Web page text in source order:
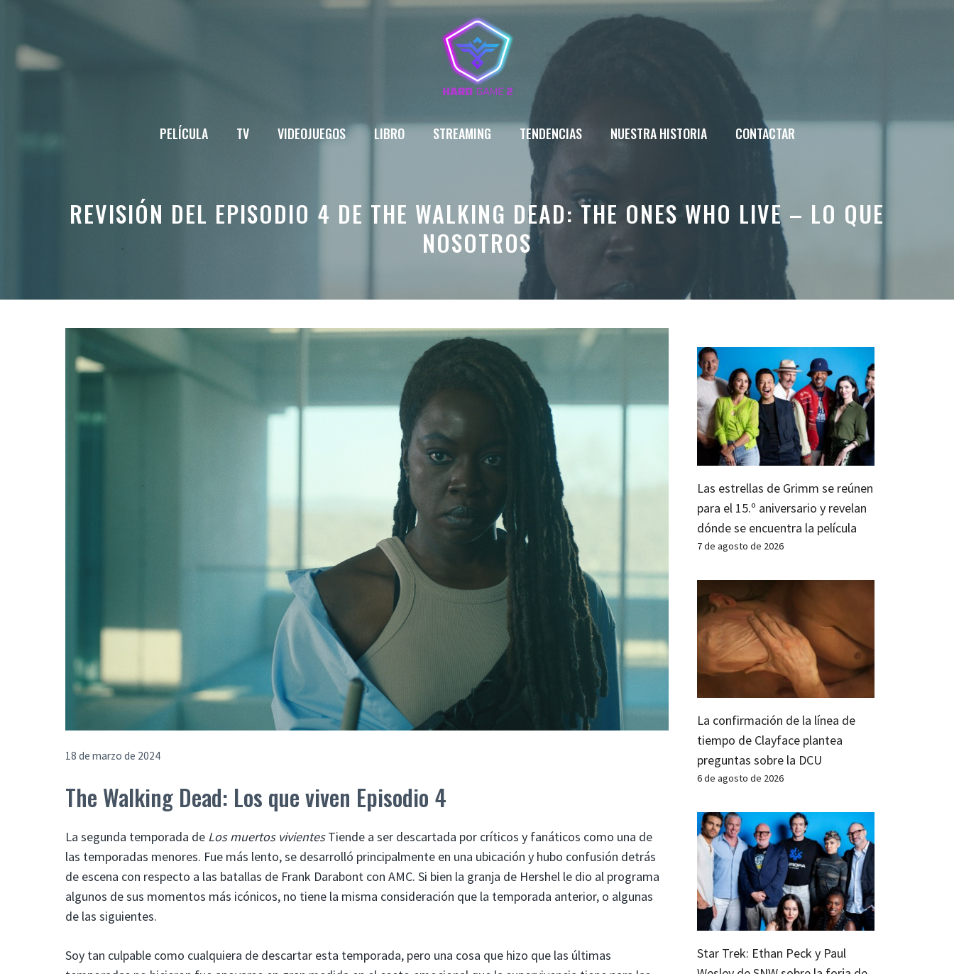
contenido
PELÍCULA TV VIDEOJUEGOS LIBRO STREAMING TENDENCIAS NUESTRA HISTORIA CONTACTAR
REVISIÓN DEL EPISODIO 4 DE THE WALKING DEAD: THE ONES WHO LIVE – LO QUE
NOSOTROS
18 de marzo de 2024
The Walking Dead: Los que viven Episodio 4
La segunda temporada de Los muertos vivientesTiende a ser descartada por críticos y fanáticos como una de
las temporadas menores. Fue más lento, se desarrolló principalmente en una ubicación y hubo confusión detrás
de escena con respecto a las batallas de Frank Darabont con AMC. Si bien la granja de Hershel le dio al programa
algunos de sus momentos más icónicos, no tiene la misma consideración que la temporada anterior, o algunas
de las siguientes.
Soy tan culpable como cualquiera de descartar esta temporada, pero una cosa que hizo que las últimas
Las estrellas de Grimm se reúnen
para el 15.º aniversario y revelan
dónde se encuentra la película
7 de agosto de 2026
La confirmación de la línea de
tiempo de Clayface plantea
preguntas sobre la DCU
6 de agosto de 2026
Star Trek: Ethan Peck y Paul